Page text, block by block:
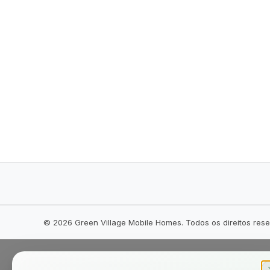
© 2026 Green Village Mobile Homes. Todos os direitos